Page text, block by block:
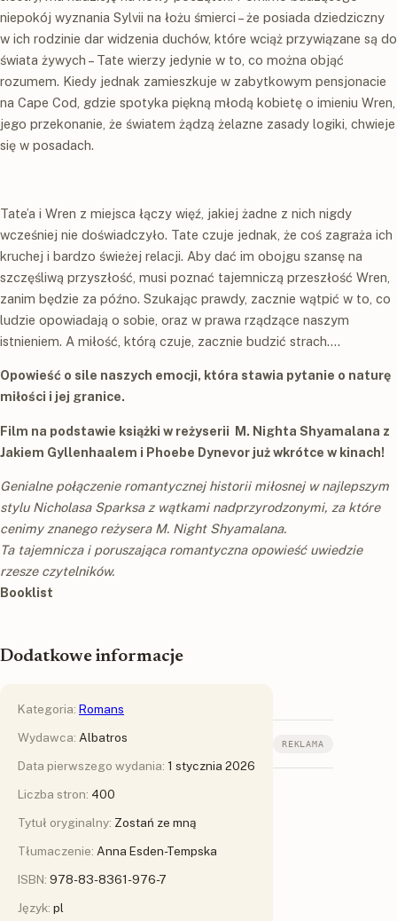
niepokój wyznania Sylvii na łożu śmierci – że posiada dziedziczny
w ich rodzinie dar widzenia duchów, które wciąż przywiązane są do
świata żywych – Tate wierzy jedynie w to, co można objąć
rozumem. Kiedy jednak zamieszkuje w zabytkowym pensjonacie
na Cape Cod, gdzie spotyka piękną młodą kobietę o imieniu Wren,
jego przekonanie, że światem żądzą żelazne zasady logiki, chwieje
się w posadach.
Tate’a i Wren z miejsca łączy więź, jakiej żadne z nich nigdy
wcześniej nie doświadczyło. Tate czuje jednak, że coś zagraża ich
kruchej i bardzo świeżej relacji. Aby dać im obojgu szansę na
szczęśliwą przyszłość, musi poznać tajemniczą przeszłość Wren,
zanim będzie za późno. Szukając prawdy, zacznie wątpić w to, co
ludzie opowiadają o sobie, oraz w prawa rządzące naszym
istnieniem. A miłość, którą czuje, zacznie budzić strach….
Opowieść o sile naszych emocji, która stawia pytanie o naturę
miłości i jej granice.
Film na podstawie książki w reżyserii M. Nighta Shyamalana z
Jakiem Gyllenhaalem i Phoebe Dynevor już wkrótce w kinach!
Genialne połączenie romantycznej historii miłosnej w najlepszym
stylu Nicholasa Sparksa z wątkami nadprzyrodzonymi, za które
cenimy znanego reżysera M. Night Shyamalana.
Ta tajemnicza i poruszająca romantyczna opowieść uwiedzie
rzesze czytelników.
Booklist
Dodatkowe informacje
Kategoria: Romans
Wydawca: Albatros
Data pierwszego wydania: 1 stycznia 2026
Liczba stron: 400
Tytuł oryginalny: Zostań ze mną
Tłumaczenie: Anna Esden-Tempska
ISBN: 978-83-8361-976-7
Język: pl
REKLAMA